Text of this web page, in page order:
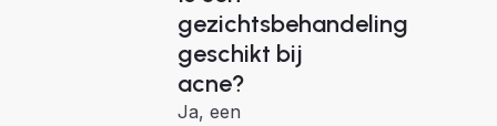
gezichtsbehandeling
geschikt bij
acne?
Ja, een